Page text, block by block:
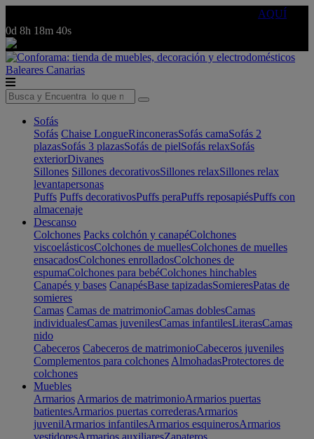
AQUÍ
0d 8h 18m 40s
Baleares Canarias
Sofás
Sofás Chaise LongueRinconerasSofás camaSofás 2
plazasSofás 3 plazasSofás de pielSofás relaxSofás
exteriorDivanes
Sillones Sillones decorativosSillones relaxSillones relax
levantapersonas
Puffs Puffs decorativosPuffs peraPuffs reposapiésPuffs con
almacenaje
Descanso
Colchones Packs colchón y canapéColchones
viscoelásticosColchones de muellesColchones de muelles
ensacadosColchones enrolladosColchones de
espumaColchones para bebéColchones hinchables
Canapés y bases CanapésBase tapizadasSomieresPatas de
somieres
Camas Camas de matrimonioCamas doblesCamas
individualesCamas juvenilesCamas infantilesLiterasCamas
nido
Cabeceros Cabeceros de matrimonioCabeceros juveniles
Complementos para colchones AlmohadasProtectores de
colchones
Muebles
Armarios Armarios de matrimonioArmarios puertas
batientesArmarios puertas correderasArmarios
juvenilArmarios infantilesArmarios esquinerosArmarios
vestidoresArmarios auxiliaresZapateros